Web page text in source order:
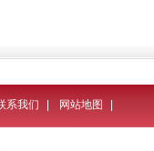
系我们 网站地图